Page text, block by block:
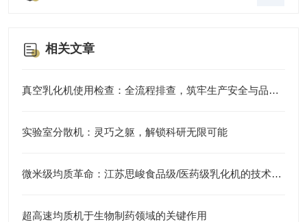
相关文章
真空乳化机使用检查：全流程排查，筑牢生产安全与品质防线
实验室分散机：灵巧之躯，解锁科研无限可能
微米级均质革命：江苏思峻食品级/医药级乳化机的技术突破（附FAQ常见问题解答）
超高速均质机于生物制药领域的关键作用